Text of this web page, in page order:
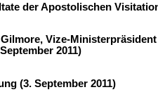
der Apostolischen
Vize-
2011)
(3. September 2011)